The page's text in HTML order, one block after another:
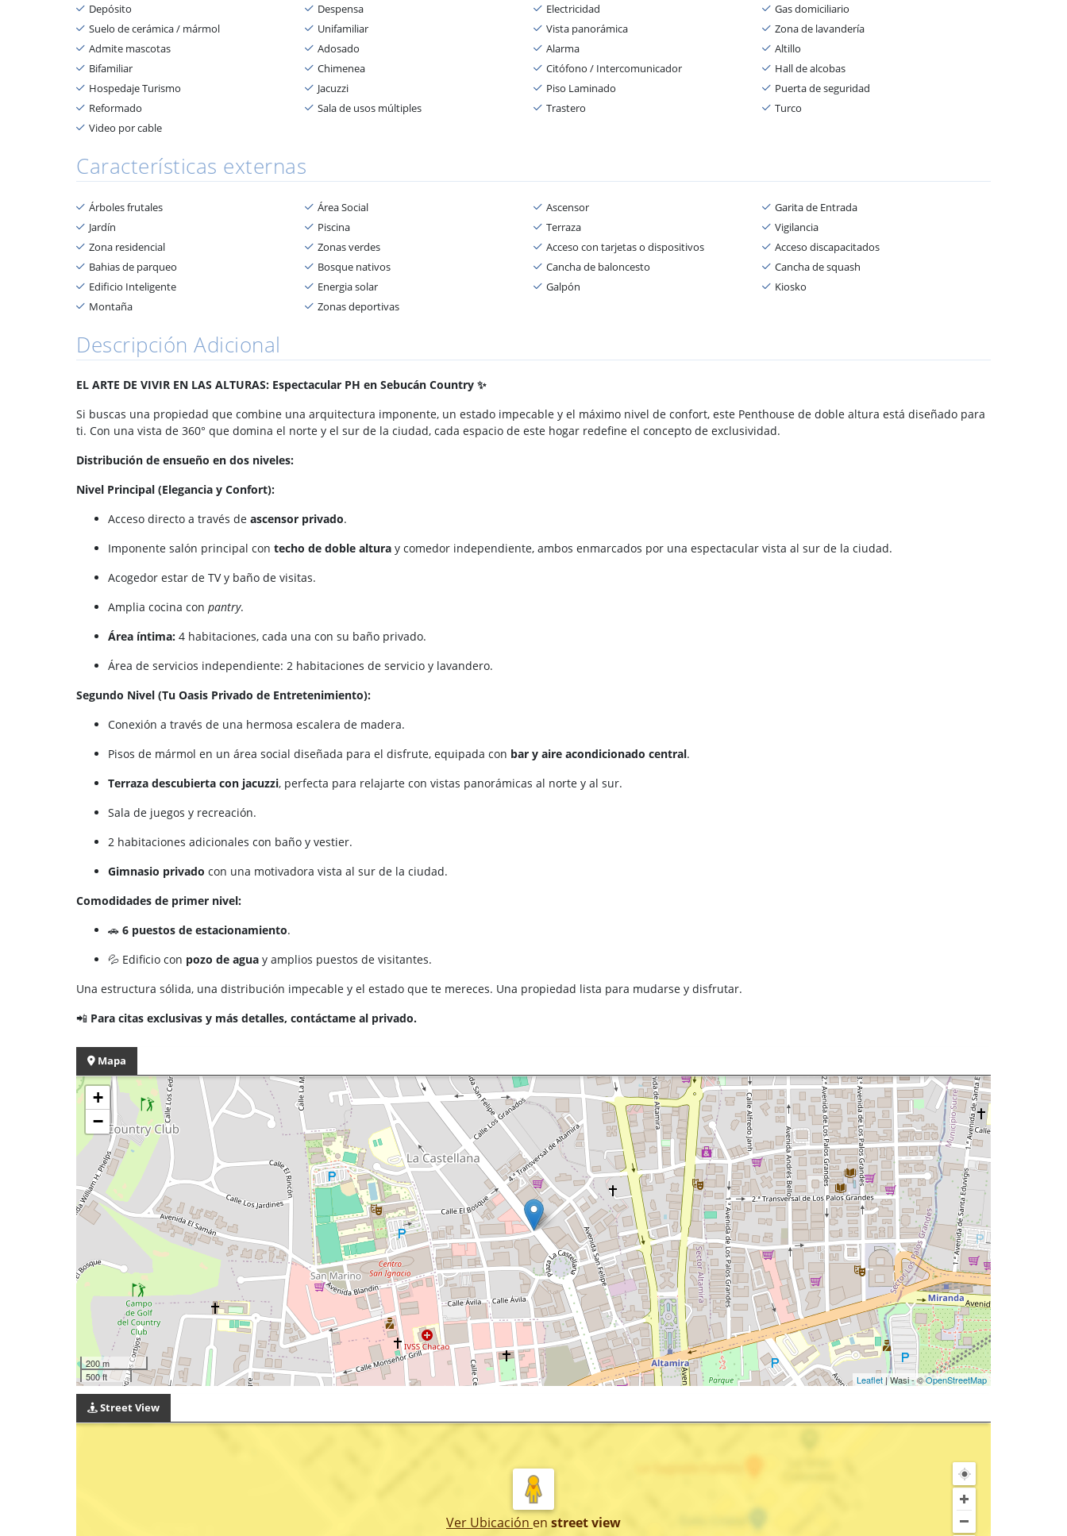
Depósito
Despensa Electricidad
Gas domiciliario
Suelo de cerámica / mármol
Unifamiliar Vista panorámica
Zona de lavandería
Admite mascotas
Adosado Alarma
Altillo
Bifamiliar
Chimenea Citófono / Intercomunicador
Hall de alcobas
Hospedaje Turismo
Jacuzzi Piso Laminado
Puerta de seguridad
Reformado
Sala de usos múltiples Trastero
Turco
Video por cable
Características externas
Árboles frutales Área Social Ascensor
Garita de Entrada
Jardín
Piscina Terraza
Vigilancia
Zona residencial
Zonas verdes Acceso con tarjetas o dispositivos
Acceso discapacitados
Bahias de parqueo
Bosque nativos Cancha de baloncesto
Cancha de squash
Edificio Inteligente
Energia solar Galpón
Kiosko
Montaña
Zonas deportivas
Descripción Adicional
EL ARTE DE VIVIR EN LAS ALTURAS: Espectacular PH en Sebucán Country ✨
Si buscas una propiedad que combine una arquitectura imponente, un estado impecable y el máximo nivel de confort, este Penthouse de doble altura está diseñado para
ti. Con una vista de 360° que domina el norte y el sur de la ciudad, cada espacio de este hogar redefine el concepto de exclusividad.
Distribución de ensueño en dos niveles:
Nivel Principal (Elegancia y Confort):
Acceso directo a través de ascensor privado.
Imponente salón principal con techo de doble altura y comedor independiente, ambos enmarcados por una espectacular vista al sur de la ciudad.
Acogedor estar de TV y baño de visitas.
Amplia cocina con pantry.
Área íntima: 4 habitaciones, cada una con su baño privado.
Área de servicios independiente: 2 habitaciones de servicio y lavandero.
Segundo Nivel (Tu Oasis Privado de Entretenimiento):
Conexión a través de una hermosa escalera de madera.
Pisos de mármol en un área social diseñada para el disfrute, equipada con bar y aire acondicionado central.
Terraza descubierta con jacuzzi, perfecta para relajarte con vistas panorámicas al norte y al sur.
Sala de juegos y recreación.
2 habitaciones adicionales con baño y vestier.
Gimnasio privado con una motivadora vista al sur de la ciudad.
Comodidades de primer nivel:
🚗 6 puestos de estacionamiento.
💦 Edificio con pozo de agua y amplios puestos de visitantes.
Una estructura sólida, una distribución impecable y el estado que te mereces. Una propiedad lista para mudarse y disfrutar.
📲 Para citas exclusivas y más detalles, contáctame al privado.
Mapa
+
−
200 m
500 ft
Leaflet | Wasi - ©OpenStreetMap
Street View
Ver Ubicación en street view